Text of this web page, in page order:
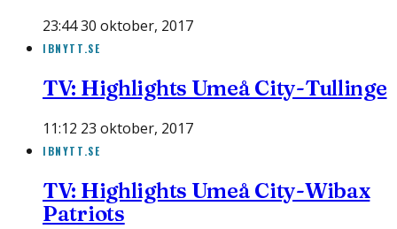
23:44 30 oktober, 2017
IBNYTT.SE
TV: Highlights Umeå City-Tullinge
11:12 23 oktober, 2017
IBNYTT.SE
TV: Highlights Umeå City-Wibax
Patriots